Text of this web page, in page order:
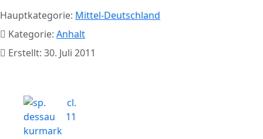
Hauptkategorie: Mittel-Deutschland
Kategorie: Anhalt
Erstellt: 30. Juli 2011